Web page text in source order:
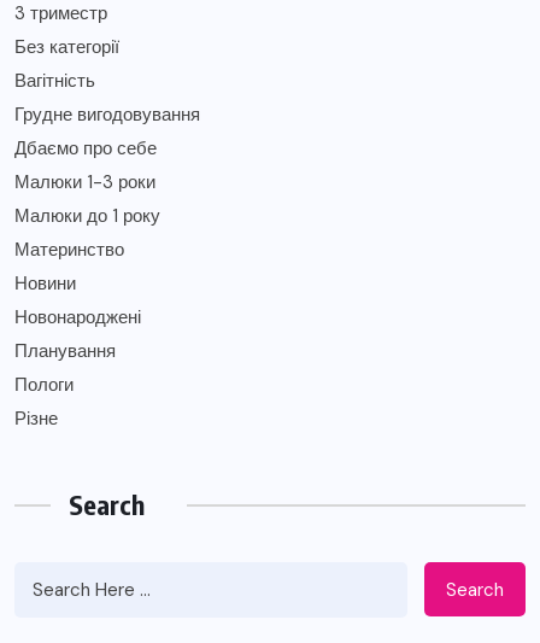
3 триместр
Без категорії
Вагітність
Грудне вигодовування
Дбаємо про себе
Малюки 1-3 роки
Малюки до 1 року
Материнство
Новини
Новонароджені
Планування
Пологи
Різне
Search
Search